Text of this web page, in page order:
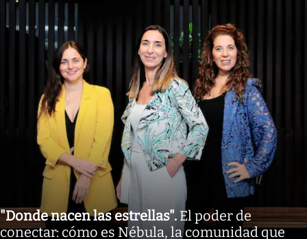
"Donde nacen las estrellas". El poder de
conectar: cómo es Nébula, la comunidad que